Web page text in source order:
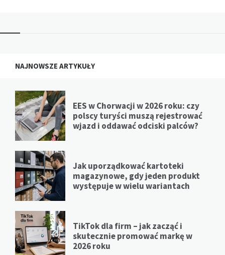
NAJNOWSZE ARTYKUŁY
EES w Chorwacji w 2026 roku: czy
polscy turyści muszą rejestrować
wjazd i oddawać odciski palców?
Jak uporządkować kartoteki
magazynowe, gdy jeden produkt
występuje w wielu wariantach
TikTok dla firm – jak zacząć i
skutecznie promować markę w
2026 roku